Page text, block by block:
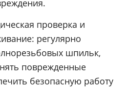
проверка и
регулярно
шпильк,
поврежденные
безопасную работу